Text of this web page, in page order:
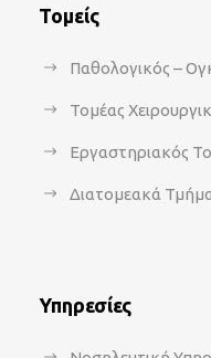
Τομείς
Παθολογικός –
Τομέας
Εργαστηριακός
Διατομεακά
Υπηρεσίες